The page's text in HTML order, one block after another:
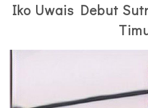
Iko Uwais Debut